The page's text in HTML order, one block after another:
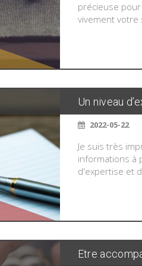
précieuse
vivement votre
Un niveau
2022-05-22
Je suis très
informations à
d'expertise et
Etre